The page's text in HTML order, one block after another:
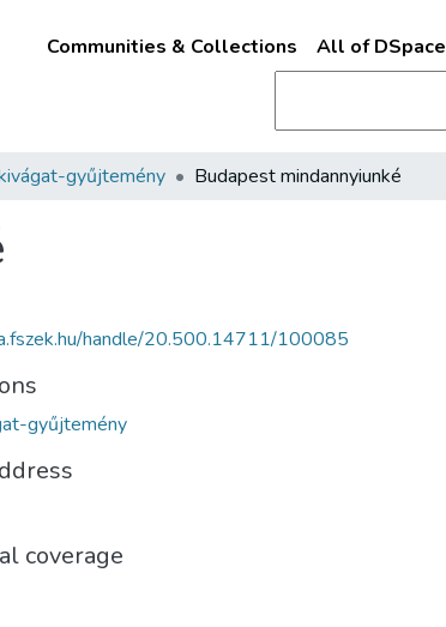
Communities & Collections All of DSpace
gyűjtemény Budapest mindannyiunké
handle/20.500.14711/100085
gyűjtemény
coverage